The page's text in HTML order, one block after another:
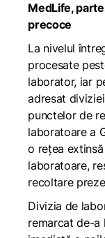
MedLife,
precoce
La nivelul
procesate
laborator, iar
adresat
punctelor de
laboratoare a
o rețea
laboratoare,
recoltare
Divizia de
remarcat de-a